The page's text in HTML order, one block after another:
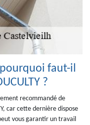
faut-il
?
recommandé de
car cette dernière dispose
vous garantir un travail